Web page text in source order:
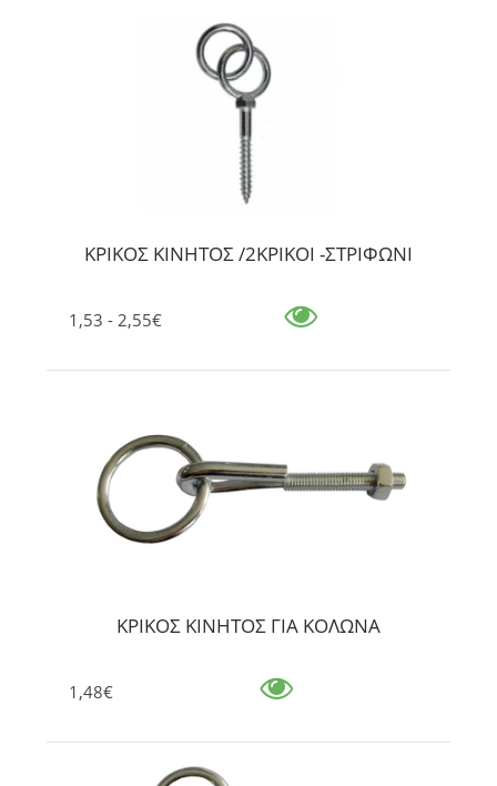
ΚΡΙΚΟΣ ΚΙΝΗΤΟΣ /2ΚΡΙΚΟΙ -ΣΤΡΙΦΩΝΙ
1,53 - 2,55€
ΚΡΙΚΟΣ ΚΙΝΗΤΟΣ ΓΙΑ ΚΟΛΩΝΑ
1,48€